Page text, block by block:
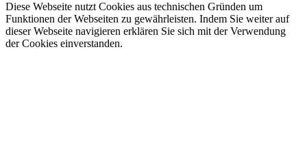
Diese Webseite nutzt Cookies aus technischen Gründen um
Funktionen der Webseiten zu gewährleisten. Indem Sie weiter auf
dieser Webseite navigieren erklären Sie sich mit der Verwendung
der Cookies einverstanden.